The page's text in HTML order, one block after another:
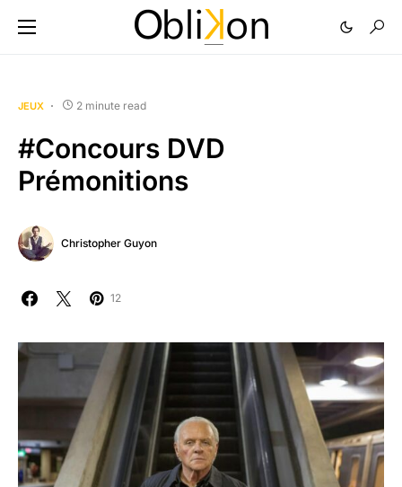
JEUX 2 minute read
#Concours DVD
Prémonitions
Christopher Guyon
12